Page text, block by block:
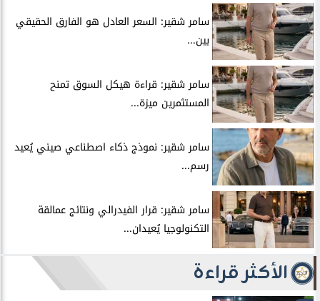
سامر شقير: السعر العادل هو الفارق الحقيقي
بين...
سامر شقير: قراءة هيكل السوق تمنح
المستثمرين ميزة...
سامر شقير: نموذج ذكاء اصطناعي صيني يُعيد
رسم...
سامر شقير: قرار الفيدرالي ونتائج عمالقة
التكنولوجيا يُعيدان...
الأكثر قراءة